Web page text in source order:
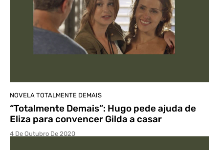
NOVELA TOTALMENTE DEMAIS
“Totalmente Demais”: Hugo pede ajuda de
Eliza para convencer Gilda a casar
4 De Outubro De 2020